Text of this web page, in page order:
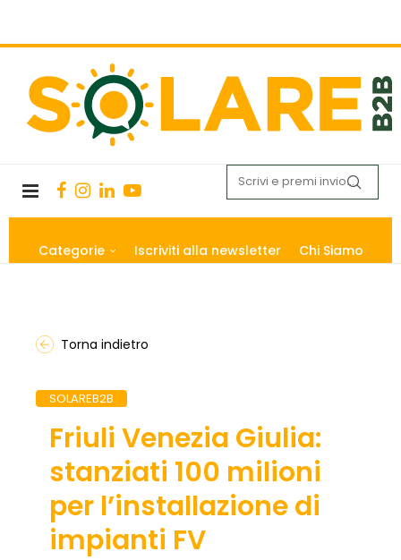
Categorie Iscriviti alla newsletter Chi Siamo
Torna indietro
SOLAREB2B
Friuli Venezia Giulia:
stanziati 100 milioni
per l’installazione di
impianti FV